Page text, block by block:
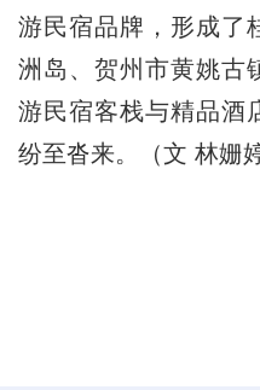
游民宿品牌，形成了
洲岛、贺州市黄姚古
游民宿客栈与精品酒
纷至沓来。（文 林姗